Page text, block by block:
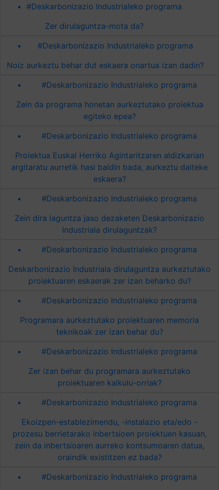
#Deskarbonizazio Industrialeko programa
Zer dirulaguntza-mota da?
#Deskarbonizazio Industrialeko programa
Noiz aurkeztu behar dut eskaera onartua izan dadin?
#Deskarbonizazio Industrialeko programa
Zein da programa honetan aurkeztutako proiektua
egiteko epea?
#Deskarbonizazio Industrialeko programa
Proiektua Euskal Herriko Agintaritzaren aldizkarian
argitaratu aurretik hasi baldin bada, aurkeztu daiteke
eskaera?
#Deskarbonizazio Industrialeko programa
Zein dira laguntza jaso dezaketen Deskarbonizazio
Industriala dirulaguntzak?
#Deskarbonizazio Industrialeko programa
Deskarbonizazio Industriala dirulaguntza aurkeztutako
proiektuaren eskaerak zer izan beharko du?
#Deskarbonizazio Industrialeko programa
Programara aurkeztutako proiektuaren memoria
teknikoak zer izan behar du?
#Deskarbonizazio Industrialeko programa
Zer izan behar du programara aurkeztutako
proiektuaren kalkulu-orriak?
#Deskarbonizazio Industrialeko programa
Ekoizpen-establezimendu, -instalazio eta/edo -
prozesu berrietarako inbertsioen proiektuen kasuan,
zein da inbertsioaren aurreko kontsumoaren datua,
oraindik existitzen ez bada?
#Deskarbonizazio Industrialeko programa